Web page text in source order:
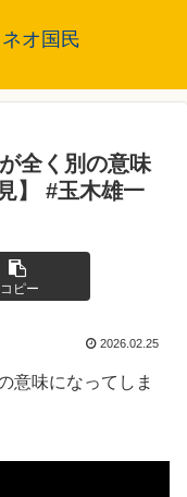
オ国民
全く別の意味
】 #玉木雄一
コピー
2026.02.25
意味になってしま